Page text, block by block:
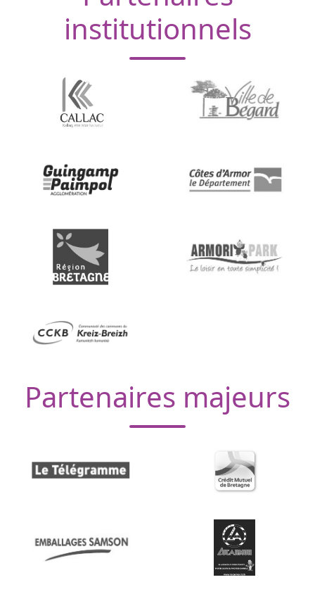
institutionnels
Partenaires majeurs